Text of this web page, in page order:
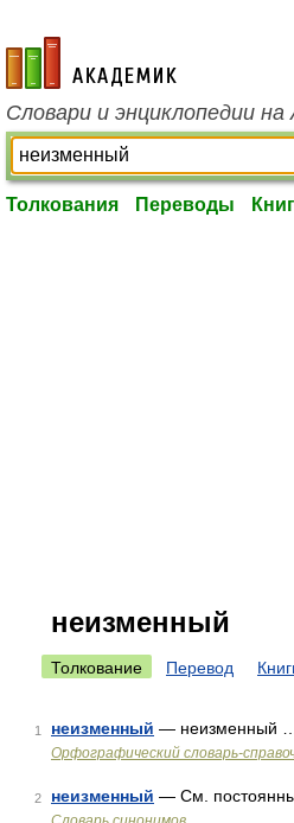
academic.ru
Словари и энциклопедии на
Толкования Переводы
неизменный
Толкование Перевод
1 неизменный — неизменный …
Орфографический словарь-
2 неизменный — См.